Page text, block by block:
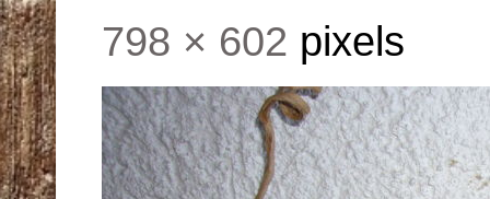
798 × 602 pixels